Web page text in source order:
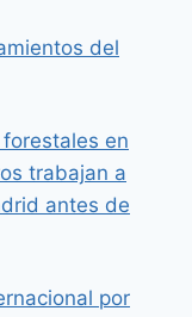
del
en
trabajan a
antes de
por